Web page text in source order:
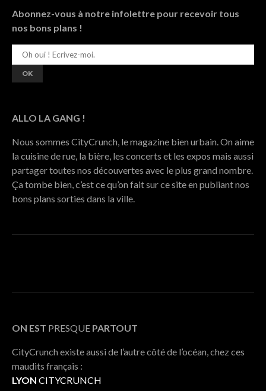
Abonnez-vous à notre infolettre pour recevoir tous
nos bons plans !
ALLO LA GANG !
Nous sommes CityCrunch, le magazine bien urbain. On aime
la cuisine de rue, la bière, les concerts et les expos mais aussi
partager toutes nos découvertes avec le plus grand nombre.
Ça tombe bien, c’est ce qu’on fait sur ce site en publiant nos
bons plans sorties dans la ville.
ON EST PRESQUE PARTOUT
CityCrunch existe aussi de l’autre côté de l’océan, chez ces
maudits français :
LYON CITYCRUNCH